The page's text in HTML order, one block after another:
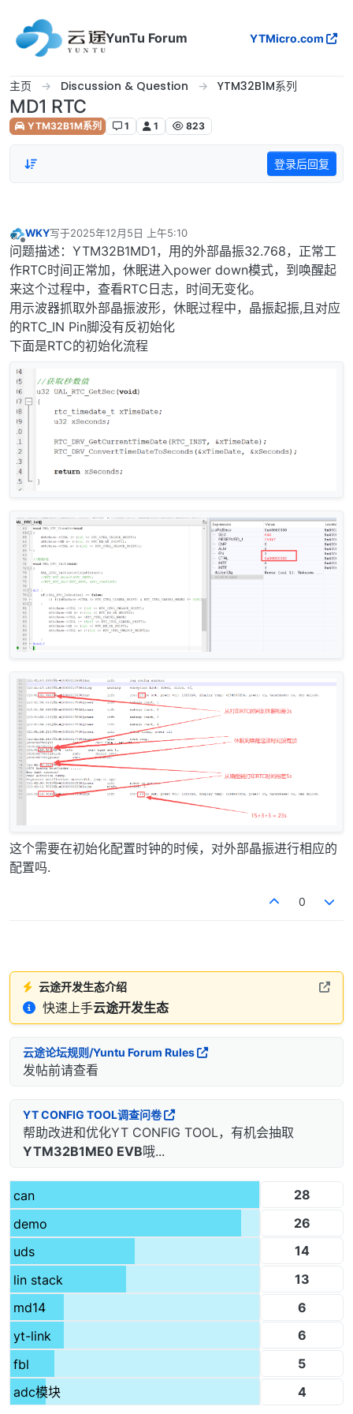
YunTu Forum
YTMicro.com
主页 Discussion & Question YTM32B1M系列
MD1 RTC
YTM32B1M系列 1 1 823
登录后回复
离线
WKY写于2025年12月5日 上午5:10
最后由 编辑
问题描述：YTM32B1MD1，用的外部晶振32.768，正常工
作RTC时间正常加，休眠进入power down模式，到唤醒起
来这个过程中，查看RTC日志，时间无变化。
用示波器抓取外部晶振波形，休眠过程中，晶振起振,且对应
的RTC_IN Pin脚没有反初始化
下面是RTC的初始化流程
这个需要在初始化配置时钟的时候，对外部晶振进行相应的
配置吗.
0
云途开发生态介绍
快速上手云途开发生态
云途论坛规则/Yuntu Forum Rules
发帖前请查看
YT CONFIG TOOL调查问卷
帮助改进和优化YT CONFIG TOOL，有机会抽取
YTM32B1ME0 EVB哦...
can
28
demo
26
uds
14
lin stack
13
md14
6
yt-link
6
fbl
5
adc模块
4